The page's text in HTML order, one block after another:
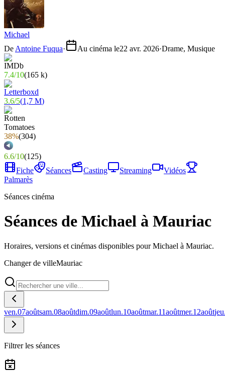
Michael
De Antoine Fuqua· Au cinéma le22 avr. 2026·Drame, Musique
7.4/10(165 k)
3.6/5(1,7 M)
38%(304)
6.6/10(125)
Fiche
Séances Casting Streaming
Vidéos
Palmarès
Séances cinéma
Séances de Michael à Mauriac
Horaires, versions et cinémas disponibles pour Michael à Mauriac.
Changer de villeMauriac
ven.07aoûtsam.08aoûtdim.09aoûtlun.10aoûtmar.11aoûtmer.12août
Filtrer les séances